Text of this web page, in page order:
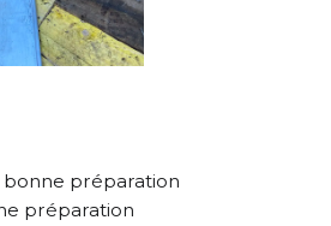
bonne préparation
préparation